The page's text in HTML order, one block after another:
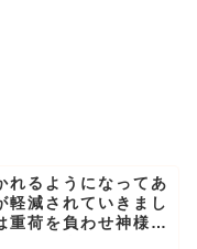
れるようになってあ
軽減されていきまし
重荷を負わせ神様は